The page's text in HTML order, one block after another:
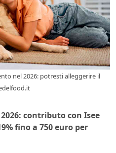
nel 2026: potresti alleggerire il
contributo con Isee
fino a 750 euro per